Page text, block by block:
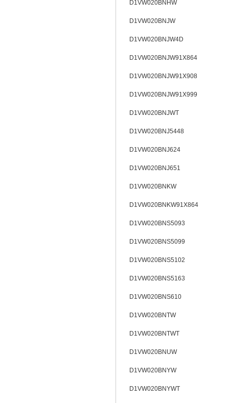
D1VW020BNHW
D1VW020BNJW
D1VW020BNJW4D
D1VW020BNJW91X864
D1VW020BNJW91X908
D1VW020BNJW91X999
D1VW020BNJWT
D1VW020BNJ5448
D1VW020BNJ624
D1VW020BNJ651
D1VW020BNKW
D1VW020BNKW91X864
D1VW020BNS5093
D1VW020BNS5099
D1VW020BNS5102
D1VW020BNS5163
D1VW020BNS610
D1VW020BNTW
D1VW020BNTWT
D1VW020BNUW
D1VW020BNYW
D1VW020BNYWT